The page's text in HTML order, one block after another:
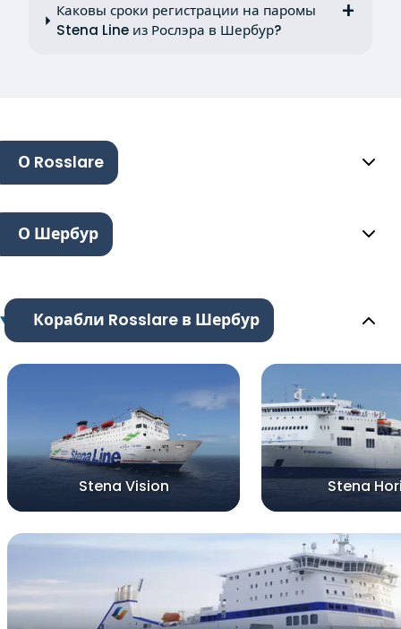
Каковы сроки регистрации на паромы
Stena Line из Рослэра в Шербур?
О Rosslare
О Шербур
Корабли Rosslare в Шербур
Stena Vision Stena